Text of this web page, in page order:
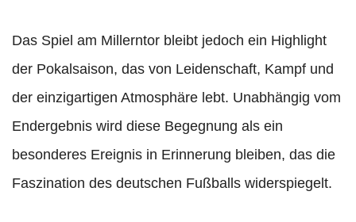
Das Spiel am Millerntor bleibt jedoch ein Highlight
der Pokalsaison, das von Leidenschaft, Kampf und
der einzigartigen Atmosphäre lebt. Unabhängig vom
Endergebnis wird diese Begegnung als ein
besonderes Ereignis in Erinnerung bleiben, das die
Faszination des deutschen Fußballs widerspiegelt.